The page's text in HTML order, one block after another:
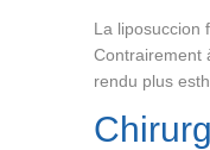
La liposuccion
Contrairement
rendu plus